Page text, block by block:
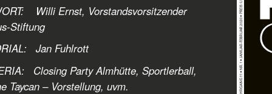
Willi Ernst, Vorstandsvorsitzender
Stiftung
Jan Fuhlrott
Closing Party Almhütte, Sportlerball,
Taycan – Vorstellung, uvm.